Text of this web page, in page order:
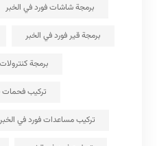
برمجة شاشات فورد في الخبر
برمجة قير فورد في الخبر
برمجة
تركيب فحمات
تركيب مساعدات فورد في الخبر